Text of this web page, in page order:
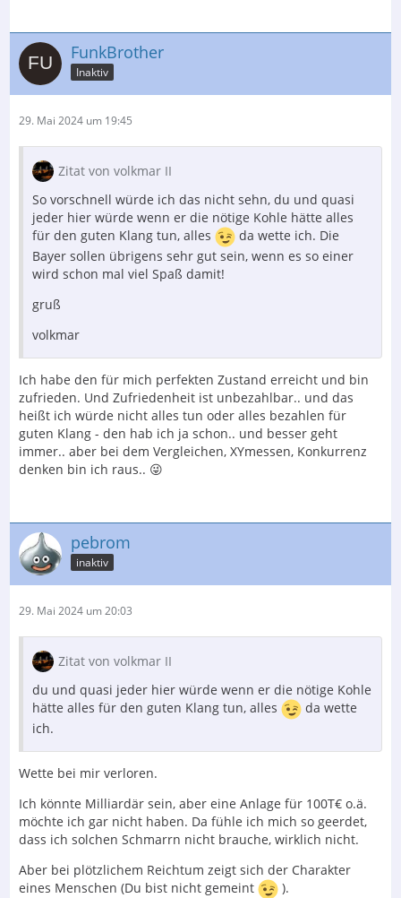
FunkBrother
Inaktiv
29. Mai 2024 um 19:45
Zitat von volkmar II
So vorschnell würde ich das nicht sehn, du und quasi
jeder hier würde wenn er die nötige Kohle hätte alles
für den guten Klang tun, alles
da wette ich. Die
Bayer sollen übrigens sehr gut sein, wenn es so einer
wird schon mal viel Spaß damit!
gruß
volkmar
Ich habe den für mich perfekten Zustand erreicht und bin
zufrieden. Und Zufriedenheit ist unbezahlbar.. und das
heißt ich würde nicht alles tun oder alles bezahlen für
guten Klang - den hab ich ja schon.. und besser geht
immer.. aber bei dem Vergleichen, XYmessen, Konkurrenz
denken bin ich raus.. 😜
pebrom
inaktiv
29. Mai 2024 um 20:03
Zitat von volkmar II
du und quasi jeder hier würde wenn er die nötige Kohle
hätte alles für den guten Klang tun, alles
da wette
ich.
Wette bei mir verloren.
Ich könnte Milliardär sein, aber eine Anlage für 100T€ o.ä.
möchte ich gar nicht haben. Da fühle ich mich so geerdet,
dass ich solchen Schmarrn nicht brauche, wirklich nicht.
Aber bei plötzlichem Reichtum zeigt sich der Charakter
eines Menschen (Du bist nicht gemeint
).